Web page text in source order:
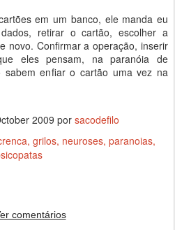
em um banco, ele manda eu
retirar o cartão, escolher a
novo. Confirmar a operação, inserir
eles pensam, na paranóia de
sabem enfiar o cartão uma vez na
2009 por sacodefilo
grilos neuroses paranoias
comentários